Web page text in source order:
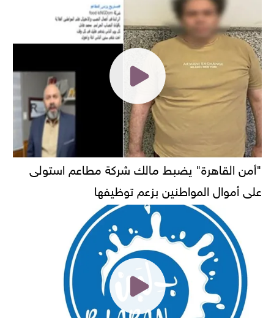
"أمن القاهرة" يضبط مالك شركة مطاعم استولى
على أموال المواطنين بزعم توظيفها